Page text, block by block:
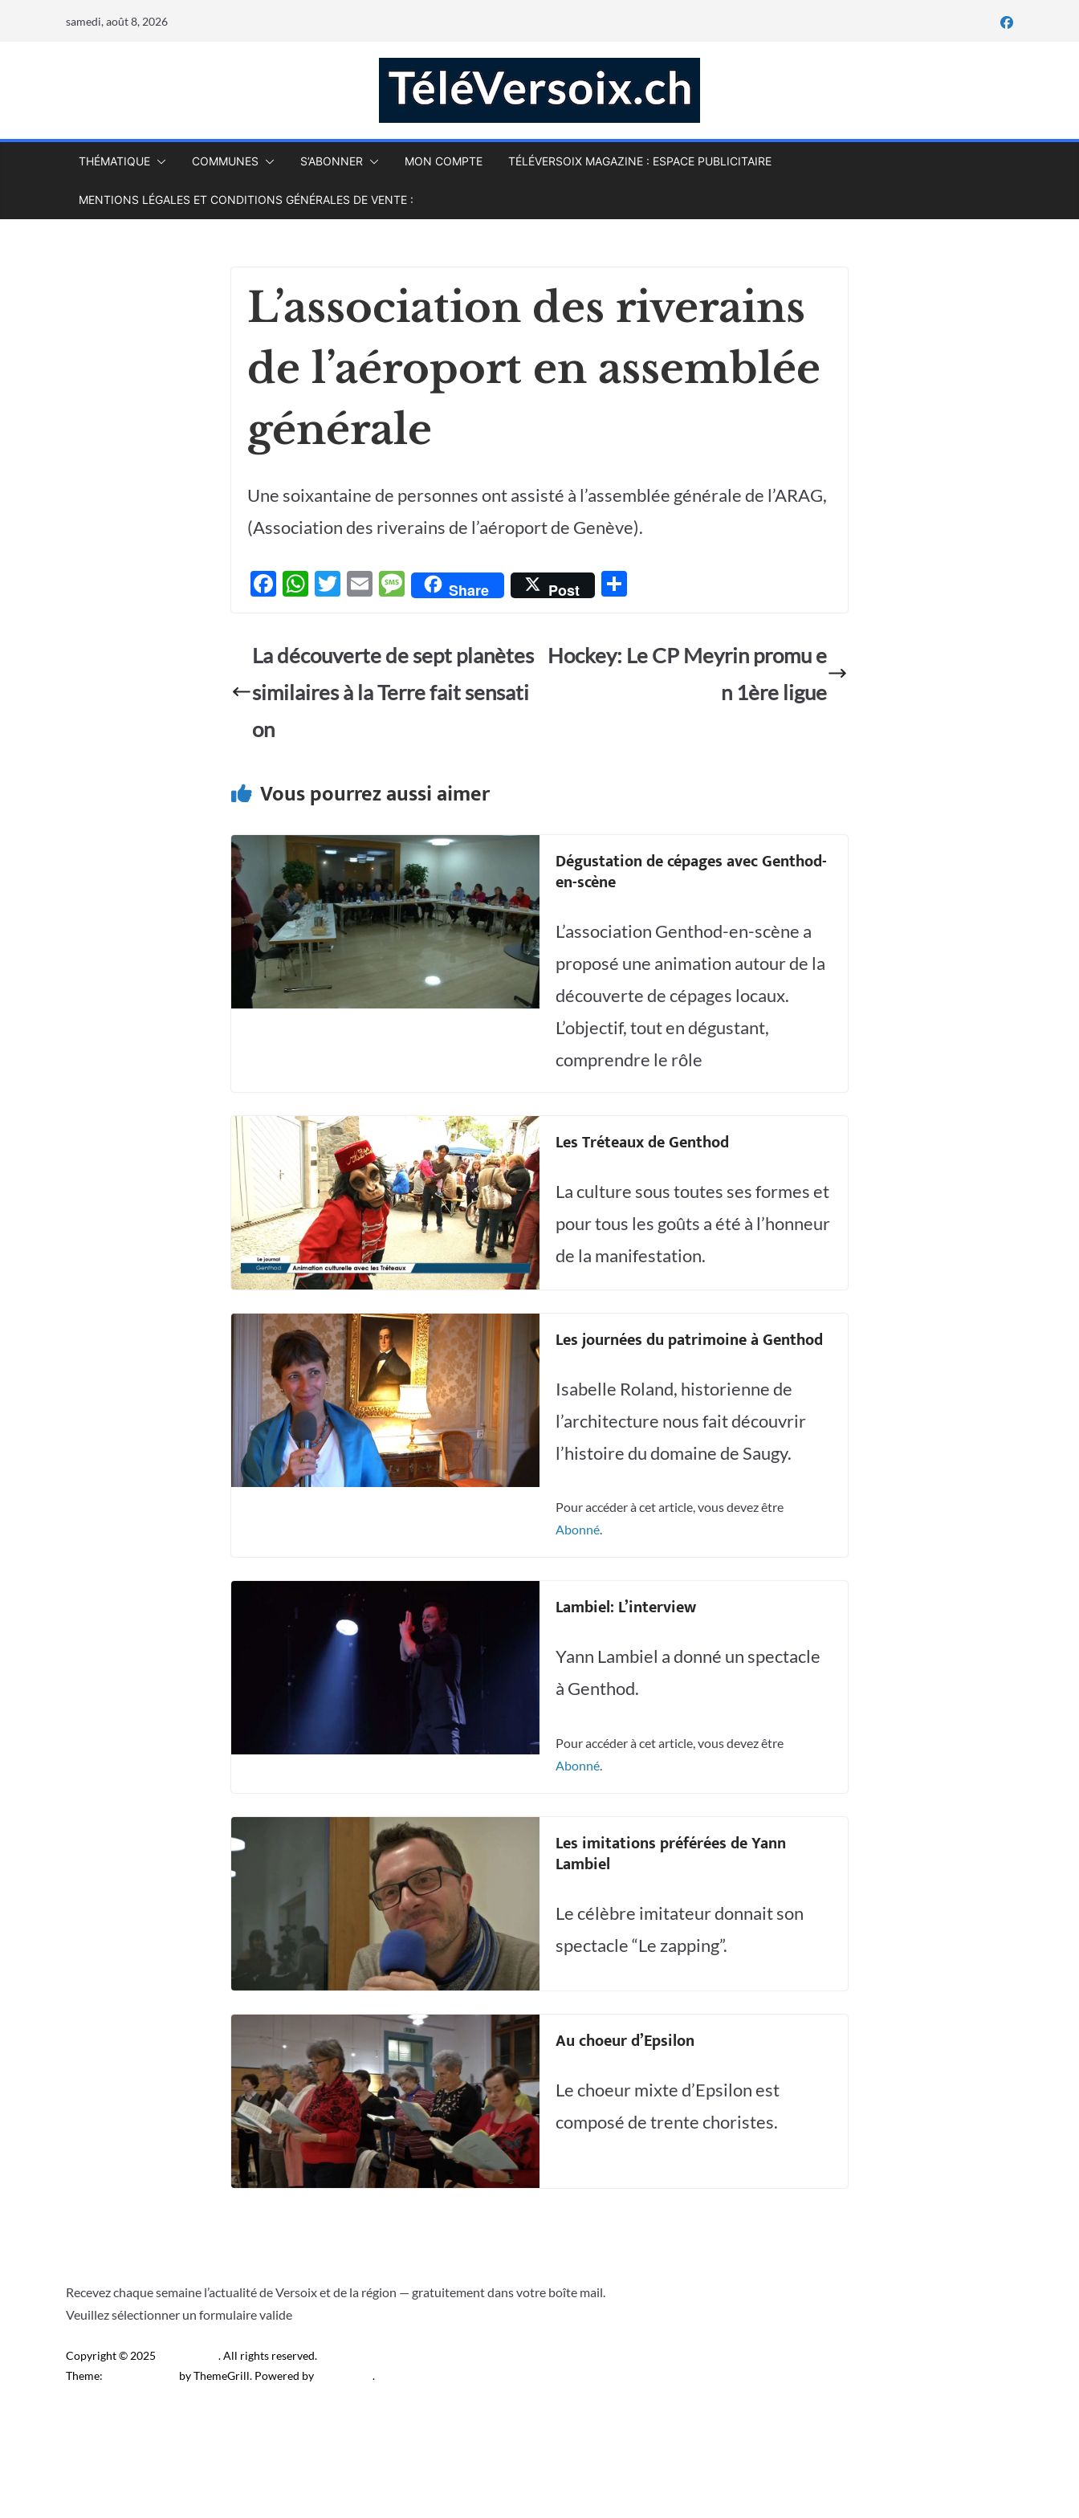
samedi, août 8, 2026
THÉMATIQUE COMMUNES S’ABONNER MON COMPTE TÉLÉVERSOIX MAGAZINE : ESPACE PUBLICITAIRE
MENTIONS LÉGALES ET CONDITIONS GÉNÉRALES DE VENTE :
L’association des riverains
de l’aéroport en assemblée
générale
Une soixantaine de personnes ont assisté à l’assemblée générale de l’ARAG,
(Association des riverains de l’aéroport de Genève).
F
b
o
W
s
A
T
er
E
M
es
g
e
Share Post
g
La découverte de sept planètes
similaires à la Terre fait sensati
on
Hockey: Le CP Meyrin promu e
n 1ère ligue
Vous pourrez aussi aimer
Dégustation de cépages avec Genthod-
en-scène
L’association Genthod-en-scène a
proposé une animation autour de la
découverte de cépages locaux.
L’objectif, tout en dégustant,
comprendre le rôle
Les Tréteaux de Genthod
La culture sous toutes ses formes et
pour tous les goûts a été à l’honneur
de la manifestation.
Les journées du patrimoine à Genthod
Isabelle Roland, historienne de
l’architecture nous fait découvrir
l’histoire du domaine de Saugy.
Pour accéder à cet article, vous devez être
Abonné.
Lambiel: L’interview
Yann Lambiel a donné un spectacle
à Genthod.
Pour accéder à cet article, vous devez être
Abonné
Les imitations préférées de Yann
Lambiel
Le célèbre imitateur donnait son
spectacle “Le zapping”.
Au choeur d’Epsilon
Le choeur mixte d’Epsilon est
composé de trente choristes.
Recevez chaque semaine l’actualité de Versoix et de la région — gratuitement dans votre boîte mail.
Veuillez sélectionner un formulaire valide
Copyright © 2025
. All rights reserved.
Theme:
by ThemeGrill. Powered by .